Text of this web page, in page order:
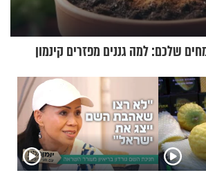
שלכם: למה גננים מפזרים קינמון